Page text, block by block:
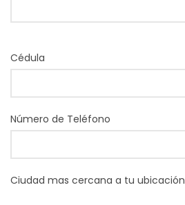
Cédula
Número de Teléfono
Ciudad mas cercana a tu ubicación